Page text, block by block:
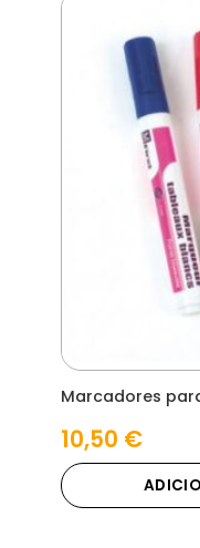
Marcadores
10,50 €